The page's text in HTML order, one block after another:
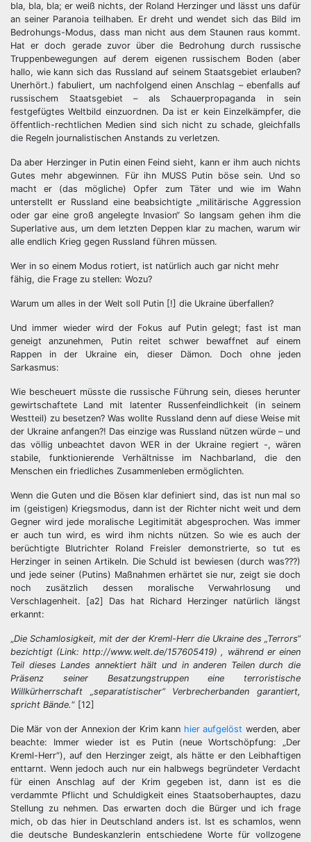
bla, bla, bla; er weiß nichts, der Roland Herzinger und lässt uns dafür
an seiner Paranoia teilhaben. Er dreht und wendet sich das Bild im
Bedrohungs-Modus, dass man nicht aus dem Staunen raus kommt.
Hat er doch gerade zuvor über die Bedrohung durch russische
Truppenbewegungen auf derem eigenen russischem Boden (aber
hallo, wie kann sich das Russland auf seinem Staatsgebiet erlauben?
Unerhört.) fabuliert, um nachfolgend einen Anschlag – ebenfalls auf
russischem Staatsgebiet – als Schauerpropaganda in sein
festgefügtes Weltbild einzuordnen. Da ist er kein Einzelkämpfer, die
öffentlich-rechtlichen Medien sind sich nicht zu schade, gleichfalls
die Regeln journalistischen Anstands zu verletzen.
Da aber Herzinger in Putin einen Feind sieht, kann er ihm auch nichts
Gutes mehr abgewinnen. Für ihn MUSS Putin böse sein. Und so
macht er (das mögliche) Opfer zum Täter und wie im Wahn
unterstellt er Russland eine beabsichtigte „militärische Aggression
oder gar eine groß angelegte Invasion“ So langsam gehen ihm die
Superlative aus, um dem letzten Deppen klar zu machen, warum wir
alle endlich Krieg gegen Russland führen müssen.
Wer in so einem Modus rotiert, ist natürlich auch gar nicht mehr
fähig, die Frage zu stellen: Wozu?
Warum um alles in der Welt soll Putin [!] die Ukraine überfallen?
Und immer wieder wird der Fokus auf Putin gelegt; fast ist man
geneigt anzunehmen, Putin reitet schwer bewaffnet auf einem
Rappen in der Ukraine ein, dieser Dämon. Doch ohne jeden
Sarkasmus:
Wie bescheuert müsste die russische Führung sein, dieses herunter
gewirtschaftete Land mit latenter Russenfeindlichkeit (in seinem
Westteil) zu besetzen? Was wollte Russland denn auf diese Weise mit
der Ukraine anfangen?! Das einzige was Russland nützen würde – und
das völlig unbeachtet davon WER in der Ukraine regiert -, wären
stabile, funktionierende Verhältnisse im Nachbarland, die den
Menschen ein friedliches Zusammenleben ermöglichten.
Wenn die Guten und die Bösen klar definiert sind, das ist nun mal so
im (geistigen) Kriegsmodus, dann ist der Richter nicht weit und dem
Gegner wird jede moralische Legitimität abgesprochen. Was immer
er auch tun wird, es wird ihm nichts nützen. So wie es auch der
berüchtigte Blutrichter Roland Freisler demonstrierte, so tut es
Herzinger in seinen Artikeln. Die Schuld ist bewiesen (durch was???)
und jede seiner (Putins) Maßnahmen erhärtet sie nur, zeigt sie doch
noch zusätzlich dessen moralische Verwahrlosung und
Verschlagenheit. [a2] Das hat Richard Herzinger natürlich längst
erkannt:
„Die Schamlosigkeit, mit der der Kreml-Herr die Ukraine des „Terrors“
bezichtigt (Link: http://www.welt.de/157605419) , während er einen
Teil dieses Landes annektiert hält und in anderen Teilen durch die
Präsenz seiner Besatzungstruppen eine terroristische
Willkürherrschaft „separatistischer“ Verbrecherbanden garantiert,
spricht Bände.“ [12]
Die Mär von der Annexion der Krim kann hier aufgelöst werden, aber
beachte: Immer wieder ist es Putin (neue Wortschöpfung: „Der
Kreml-Herr“), auf den Herzinger zeigt, als hätte er den Leibhaftigen
enttarnt. Wenn jedoch auch nur ein halbwegs begründeter Verdacht
für einen Anschlag auf der Krim gegeben ist, dann ist es die
verdammte Pflicht und Schuldigkeit eines Staatsoberhauptes, dazu
Stellung zu nehmen. Das erwarten doch die Bürger und ich frage
mich, ob das hier in Deutschland anders ist. Ist es schamlos, wenn
die deutsche Bundeskanzlerin entschiedene Worte für vollzogene